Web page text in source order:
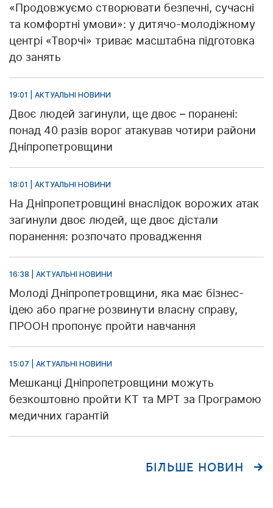
«Продовжуємо створювати безпечні, сучасні
та комфортні умови»: у дитячо-молодіжному
центрі «Творчі» триває масштабна підготовка
до занять
19:01 | АКТУАЛЬНІ НОВИНИ
Двоє людей загинули, ще двоє – поранені:
понад 40 разів ворог атакував чотири райони
Дніпропетровщини
18:01 | АКТУАЛЬНІ НОВИНИ
На Дніпропетровщині внаслідок ворожих атак
загинули двоє людей, ще двоє дістали
поранення: розпочато провадження
16:38 | АКТУАЛЬНІ НОВИНИ
Молоді Дніпропетровщини, яка має бізнес-
ідею або прагне розвинути власну справу,
ПРООН пропонує пройти навчання
15:07 | АКТУАЛЬНІ НОВИНИ
Мешканці Дніпропетровщини можуть
безкоштовно пройти КТ та МРТ за Програмою
медичних гарантій
БІЛЬШЕ НОВИН